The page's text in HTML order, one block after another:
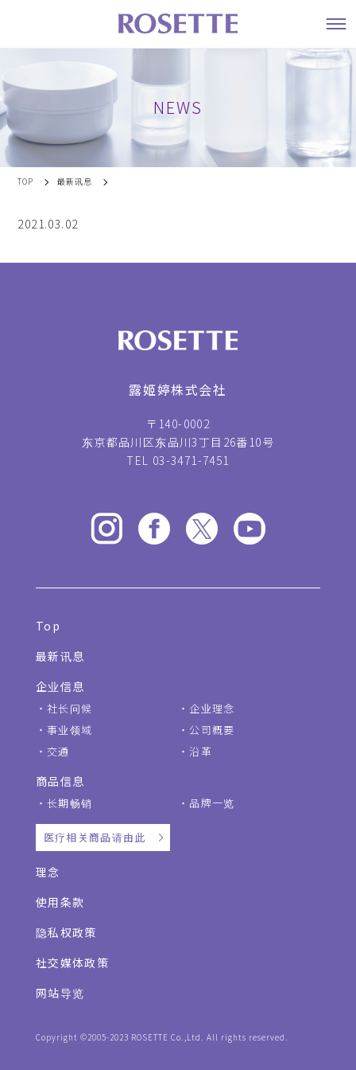
NEWS
TOP 最新讯息
2021.03.02
露姬婷株式会社
〒140-0002
东京都品川区东品川3丁目26番10号
TEL 03-3471-7451
Top
最新讯息
企业信息
社长问候
企业理念
事业领域
公司概要
交通
沿革
商品信息
长期畅销 品牌一览
医疗相关商品请由此
理念
使用条款
隐私权政策
社交媒体政策
网站导览
Copyright ©2005-2023 ROSETTE Co.,Ltd. All rights reserved.